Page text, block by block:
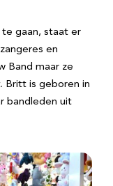
gaan, staat er
en
Band maar ze
Britt is geboren in
bandleden uit